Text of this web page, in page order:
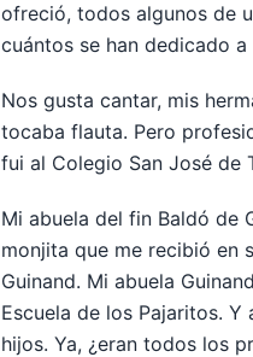
ofreció, todos algunos de
cuántos se han dedicado
Nos gusta cantar, mis
tocaba flauta. Pero
fui al Colegio San José de
Mi abuela del fin Baldó de
monjita que me recibió en
Guinand. Mi abuela
Escuela de los Pajaritos.
hijos. Ya, ¿eran todos los